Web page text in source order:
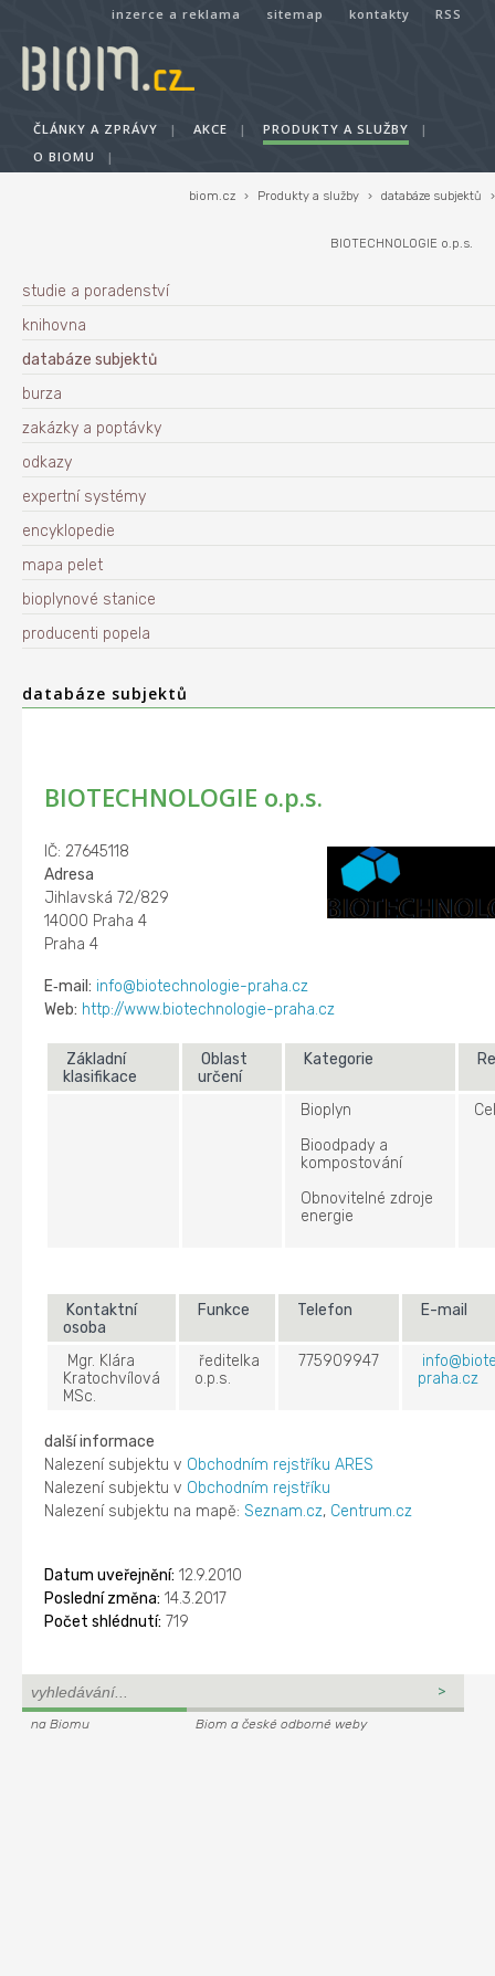
inzerce a reklama sitemap kontakty RSS
ČLÁNKY A ZPRÁVY | AKCE | PRODUKTY A SLUŽBY
|
O BIOMU
|
biom.cz › Produkty a služby › databáze subjektů ›
BIOTECHNOLOGIE o.p.s.
studie a poradenství
knihovna
databáze subjektů
burza
zakázky a poptávky
odkazy
expertní systémy
encyklopedie
mapa pelet
bioplynové stanice
producenti popela
databáze subjektů
BIOTECHNOLOGIE o.p.s.
IČ: 27645118
Adresa
Jihlavská 72/829
14000 Praha 4
Praha 4
E‑mail: info@biotechnologie-praha.cz
Web: http://www.biotechnologie-praha.cz
Základní
klasifikace
Oblast
určení
Kategorie
Bioplyn
Bioodpady a
kompostování
Obnovitelné zdroje
energie
Kontaktní
osoba
Funkce Telefon E-mail
Mgr. Klára
Kratochvílová
MSc.
ředitelka
o.p.s.
775909947
praha.cz
další informace
Nalezení subjektu v Obchodním rejstříku ARES
Nalezení subjektu v Obchodním rejstříku
Nalezení subjektu na mapě: Seznam.cz, Centrum.cz
Datum uveřejnění: 12.9.2010
Poslední změna: 14.3.2017
Počet shlédnutí: 719
na Biomu Biom a české odborné weby